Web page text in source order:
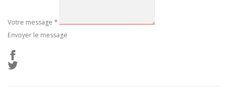
Votre message *
Envoyer le message